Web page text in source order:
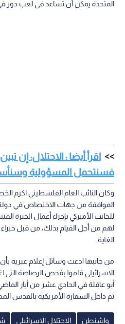
المتحدة يمكن أن تساعد في لعب دور
اقرأ أيضا : الاحتلال: إن
فسنتحمل المسؤولية
وكان النائب العام الفلسطيني اكرم
الموافقة من جهات الاختصاص في
للجانب الأميركي بإجراء أعمال الخبرة
لهم من أجل القيام بذلك، من قبل
الغاية.
من جانبها ادعت وسائل إعلام عبرية بأن
الاسرائيلي قاموا بفحص الرصاصة التي
أبو عاقلة في الحادي عشر من أيار
تم داخل السفارة الأمريكية بالقدس
واشنطن الاحتلال الاسرائيلي